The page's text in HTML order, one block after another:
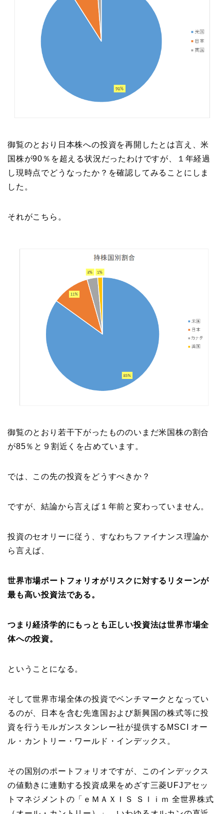
御覧のとおり日本株への投資を再開したとは言え、米
国株が90％を超える状況だったわけですが、１年経過
し現時点でどうなったか？を確認してみることにしま
した。
それがこちら。
御覧のとおり若干下がったもののいまだ米国株の割合
が85％と９割近くを占めています。
では、この先の投資をどうすべきか？
ですが、結論から言えば１年前と変わっていません。
投資のセオリーに従う、すなわちファイナンス理論か
ら言えば、
世界市場ポートフォリオがリスクに対するリターンが
最も高い投資法である。
つまり経済学的にもっとも正しい投資法は世界市場全
体への投資。
ということになる。
そして世界市場全体の投資でベンチマークとなってい
るのが、日本を含む先進国および新興国の株式等に投
資を行うモルガンスタンレー社が提供するMSCI オー
ル・カントリー・ワールド・インデックス。
その国別のポートフォリオですが、このインデックス
の値動きに連動する投資成果をめざす三菱UFJアセッ
トマネジメントの「ｅＭＡＸＩＳ Ｓｌｉｍ 全世界株式